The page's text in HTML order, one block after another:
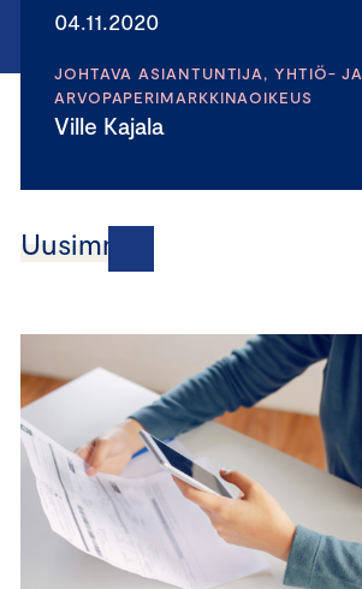
04.11.2020
JOHTAVA ASIANTUNTIJA, YHTIÖ- JA
ARVOPAPERIMARKKINAOIKEUS
Ville Kajala
Uusimmat